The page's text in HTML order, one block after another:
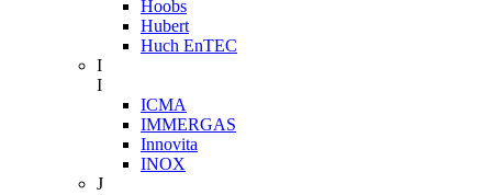
Hoobs
Hubert
Huch EnTEC
I
I
ICMA
IMMERGAS
Innovita
INOX
J